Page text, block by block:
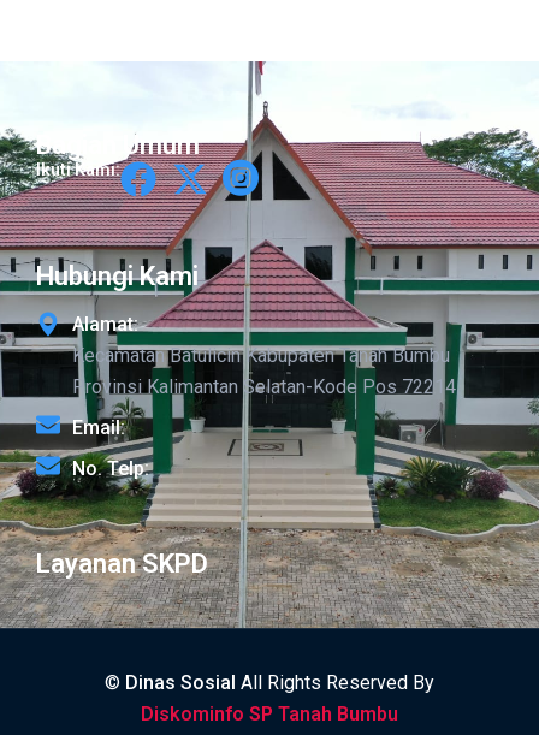
Bagian Umum
Ikuti Kami:
Hubungi Kami
Alamat:
Kecamatan Batulicin Kabupaten Tanah Bumbu
Provinsi Kalimantan Selatan-Kode Pos 72214
Email:
No. Telp:
Layanan SKPD
© Dinas Sosial All Rights Reserved By
Diskominfo SP Tanah Bumbu